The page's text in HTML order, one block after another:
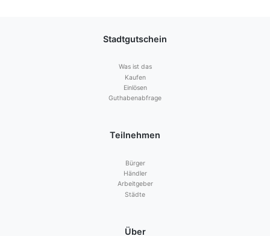
Stadtgutschein
Was ist das
Kaufen
Einlösen
Guthabenabfrage
Teilnehmen
Bürger
Händler
Arbeitgeber
Städte
Über